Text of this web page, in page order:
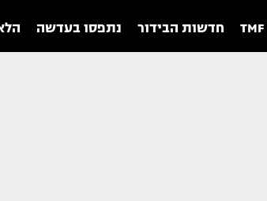
חדשות הבידור נתפסו בעדשה